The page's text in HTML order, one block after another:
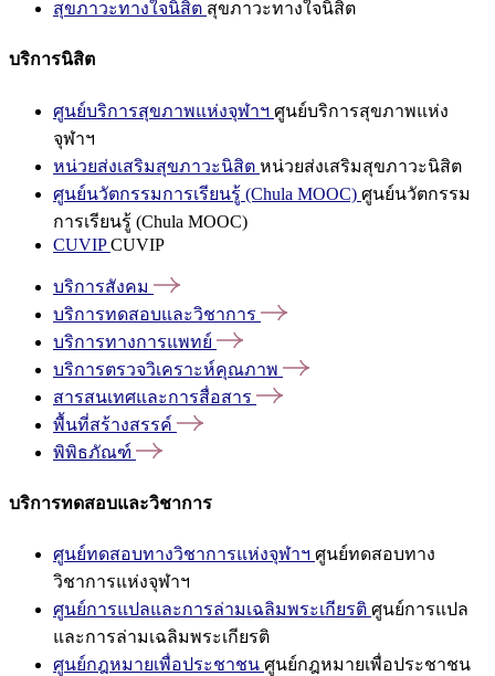
สุขภาวะทางใจนิสิต สุขภาวะทางใจนิสิต
บริการนิสิต
ศูนย์บริการสุขภาพแห่งจุฬาฯ ศูนย์บริการสุขภาพแห่ง
จุฬาฯ
หน่วยส่งเสริมสุขภาวะนิสิต หน่วยส่งเสริมสุขภาวะนิสิต
ศูนย์นวัตกรรมการเรียนรู้ (Chula MOOC) ศูนย์นวัตกรรม
การเรียนรู้ (Chula MOOC)
CUVIPCUVIP
บริการสังคม
บริการทดสอบและวิชาการ
บริการทางการแพทย์
บริการตรวจวิเคราะห์คุณภาพ
สารสนเทศและการสื่อสาร
พื้นที่สร้างสรรค์
พิพิธภัณฑ์
บริการทดสอบและวิชาการ
ศูนย์ทดสอบทางวิชาการแห่งจุฬาฯ ศูนย์ทดสอบทาง
วิชาการแห่งจุฬาฯ
ศูนย์การแปลและการล่ามเฉลิมพระเกียรติ ศูนย์การแปล
และการล่ามเฉลิมพระเกียรติ
ศูนย์กฎหมายเพื่อประชาชน ศูนย์กฎหมายเพื่อประชาชน